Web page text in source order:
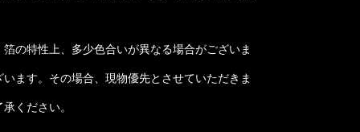
の特性上、多少色合いが異なる場合がございま
ます。その場合、現物優先とさせていただきま
ください。